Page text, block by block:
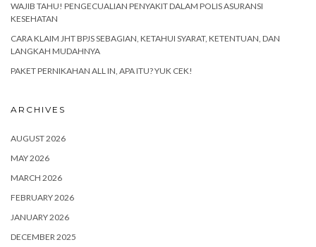
WAJIB TAHU! PENGECUALIAN PENYAKIT DALAM POLIS ASURANSI
KESEHATAN
CARA KLAIM JHT BPJS SEBAGIAN, KETAHUI SYARAT, KETENTUAN, DAN
LANGKAH MUDAHNYA
PAKET PERNIKAHAN ALL IN, APA ITU? YUK CEK!
ARCHIVES
AUGUST 2026
MAY 2026
MARCH 2026
FEBRUARY 2026
JANUARY 2026
DECEMBER 2025